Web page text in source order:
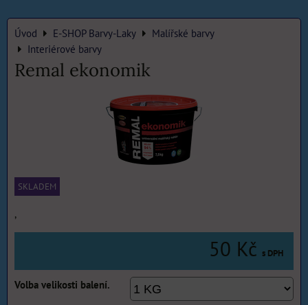
Úvod E-SHOP Barvy-Laky
Malířské barvy
Interiérové barvy
Remal ekonomik
SKLADEM
,
50 Kč s DPH
Volba velikosti balení.